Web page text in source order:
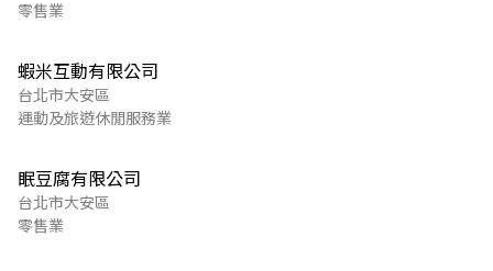
零售業
蝦米互動有限公司
台北市大安區
運動及旅遊休閒服務業
眠豆腐有限公司
台北市大安區
零售業